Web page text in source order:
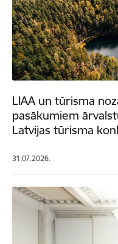
LIAA un tūrisma
pasākumiem
Latvijas tūrisma
31.07.2026.